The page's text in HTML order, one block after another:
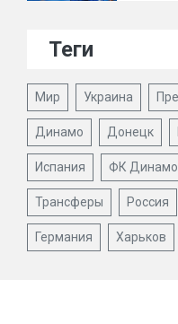
Теги
Мир Украина
Динамо Донецк
Испания ФК Динамо
Трансферы Россия
Германия Харьков